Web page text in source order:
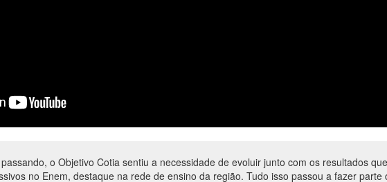
o Objetivo Cotia sentiu a necessidade de evoluir junto com os resultados
no Enem, destaque na rede de ensino da região. Tudo isso passou a fazer